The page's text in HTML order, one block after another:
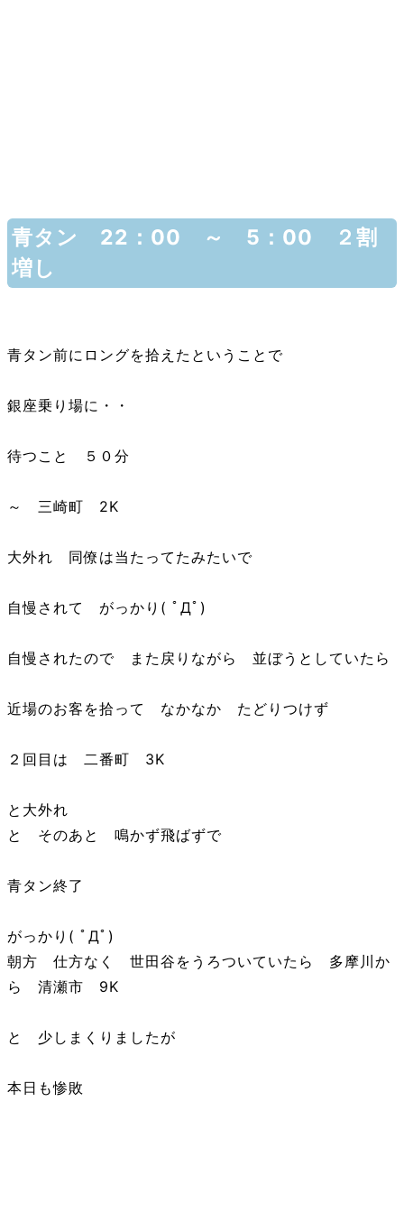
青タン 22：00 ～ 5：00 ２割
増し
青タン前にロングを拾えたということで
銀座乗り場に・・
待つこと ５０分
～ 三崎町 2K
大外れ 同僚は当たってたみたいで
自慢されて がっかり( ﾟДﾟ)
自慢されたので また戻りながら 並ぼうとしていたら
近場のお客を拾って なかなか たどりつけず
２回目は 二番町 3K
と大外れ
と そのあと 鳴かず飛ばずで
青タン終了
がっかり( ﾟДﾟ)
朝方 仕方なく 世田谷をうろついていたら 多摩川か
ら 清瀬市 9K
と 少しまくりましたが
本日も惨敗